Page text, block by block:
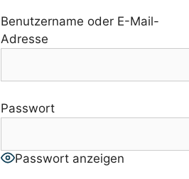
Benutzername oder E-Mail-
Adresse
Passwort
Passwort anzeigen